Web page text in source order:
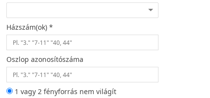
Házszám(ok) *
Oszlop azonosítószáma
1 vagy 2 fényforrás nem világít